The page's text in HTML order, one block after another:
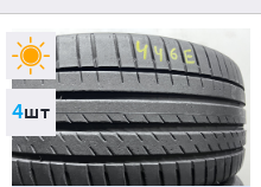
Все Все
Сезон
Все
4шт